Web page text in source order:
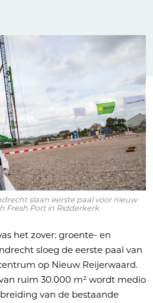
slaan eerste paal voor nieuw
Fresh Port in Ridderkerk
het zover: groente- en
sloeg de eerste paal van
op Nieuw Reijerwaard.
ruim 30.000 m² wordt medio
van de bestaande